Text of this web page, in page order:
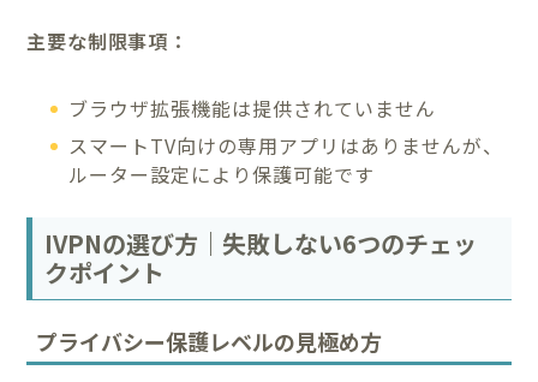
主要な制限事項：
ブラウザ拡張機能は提供されていません
スマートTV向けの専用アプリはありませんが、
ルーター設定により保護可能です
IVPNの選び方｜失敗しない6つのチェッ
クポイント
プライバシー保護レベルの見極め方